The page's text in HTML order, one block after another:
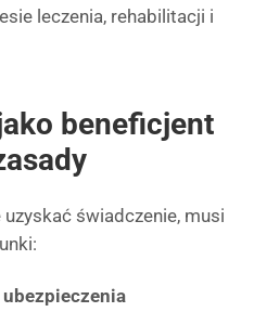
leczenia, rehabilitacji i
beneficjent
świadczenie, musi